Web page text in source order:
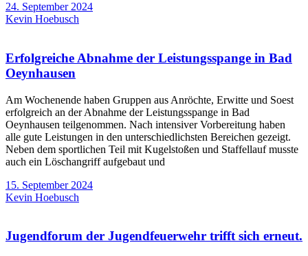
24. September 2024
Kevin Hoebusch
Erfolgreiche Abnahme der Leistungsspange in Bad
Oeynhausen
Am Wochenende haben Gruppen aus Anröchte, Erwitte und Soest
erfolgreich an der Abnahme der Leistungsspange in Bad
Oeynhausen teilgenommen. Nach intensiver Vorbereitung haben
alle gute Leistungen in den unterschiedlichsten Bereichen gezeigt.
Neben dem sportlichen Teil mit Kugelstoßen und Staffellauf musste
auch ein Löschangriff aufgebaut und
15. September 2024
Kevin Hoebusch
Jugendforum der Jugendfeuerwehr trifft sich erneut.